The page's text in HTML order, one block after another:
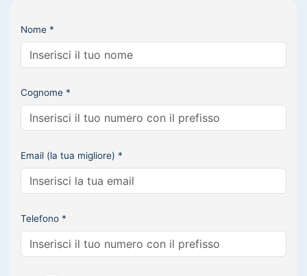
Nome *
Cognome *
Email (la tua migliore) *
Telefono *